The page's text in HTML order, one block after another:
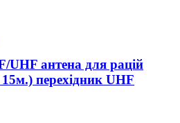
UHF антена для рацій
перехідник UHF